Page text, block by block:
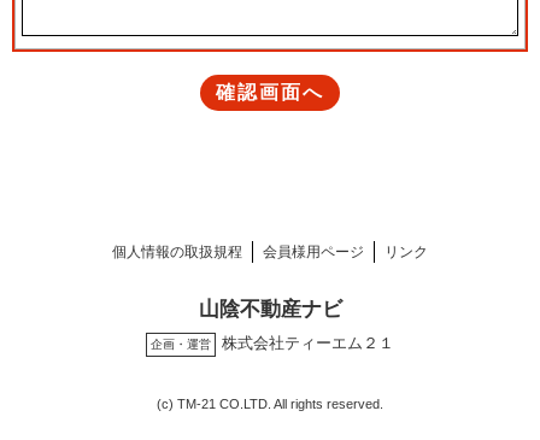
個人情報の取扱規程 会員様用ページ リンク
山陰不動産ナビ
企画・運営 株式会社ティーエム２１
(c) TM-21 CO.LTD. All rights reserved.